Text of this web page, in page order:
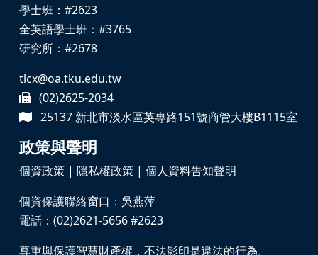
學士班：#2623
全英語學士班：#3765
研究所：#2678
tlcx@oa.tku.edu.tw
(02)2625-2034
25137 新北市淡水區英專路151號商管大樓B1115室
政策與聲明
個資政策 | 隱私權政策 | 個人資料告知聲明
個資保護聯絡窗口：吳燕萍
電話：(02)2621-5656 #2623
尊重與保護智慧財產權，不法影印是違法的行為。